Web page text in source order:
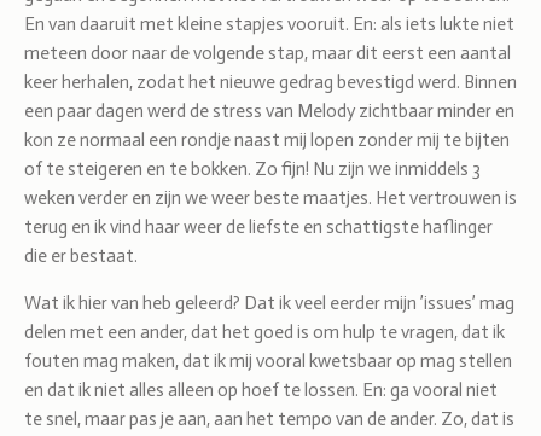
En van daaruit met kleine stapjes vooruit. En: als iets lukte niet
meteen door naar de volgende stap, maar dit eerst een aantal
keer herhalen, zodat het nieuwe gedrag bevestigd werd. Binnen
een paar dagen werd de stress van Melody zichtbaar minder en
kon ze normaal een rondje naast mij lopen zonder mij te bijten
of te steigeren en te bokken. Zo fijn! Nu zijn we inmiddels 3
weken verder en zijn we weer beste maatjes. Het vertrouwen is
terug en ik vind haar weer de liefste en schattigste haflinger
die er bestaat.
Wat ik hier van heb geleerd? Dat ik veel eerder mijn ’issues’ mag
delen met een ander, dat het goed is om hulp te vragen, dat ik
fouten mag maken, dat ik mij vooral kwetsbaar op mag stellen
en dat ik niet alles alleen op hoef te lossen. En: ga vooral niet
te snel, maar pas je aan, aan het tempo van de ander. Zo, dat is